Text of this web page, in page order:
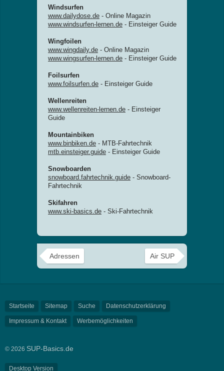
Windsurfen
www.dailydose.de - Online Magazin
www.windsurfen-lernen.de - Einsteiger Guide
Wingfoilen
www.wingdaily.de - Online Magazin
www.wingsurfen-lernen.de - Einsteiger Guide
Foilsurfen
www.foilsurfen.de - Einsteiger Guide
Wellenreiten
www.wellenreiten-lernen.de - Einsteiger
Guide
Mountainbiken
www.binbiken.de - MTB-Fahrtechnik
mtb.einsteiger.guide - Einsteiger Guide
Snowboarden
snowboard.fahrtechnik.guide - Snowboard-
Fahrtechnik
Skifahren
www.ski-basics.de - Ski-Fahrtechnik
Adressen Air SUP
Startseite Sitemap Suche Datenschutzerklärung
Impressum & Kontakt Werbemöglichkeiten
© 2026 SUP-Basics.de
Desktop Version